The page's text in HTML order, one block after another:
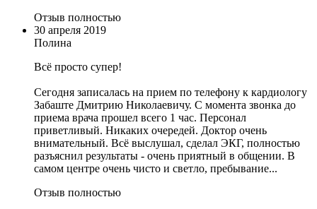
Отзыв полностью
30 апреля 2019
Полина
Всё просто супер!
Сегодня записалась на прием по телефону к кардиологу
Забаште Дмитрию Николаевичу. С момента звонка до
приема врача прошел всего 1 час. Персонал
приветливый. Никаких очередей. Доктор очень
внимательный. Всё выслушал, сделал ЭКГ, полностью
разъяснил результаты - очень приятный в общении. В
самом центре очень чисто и светло, пребывание...
Отзыв полностью